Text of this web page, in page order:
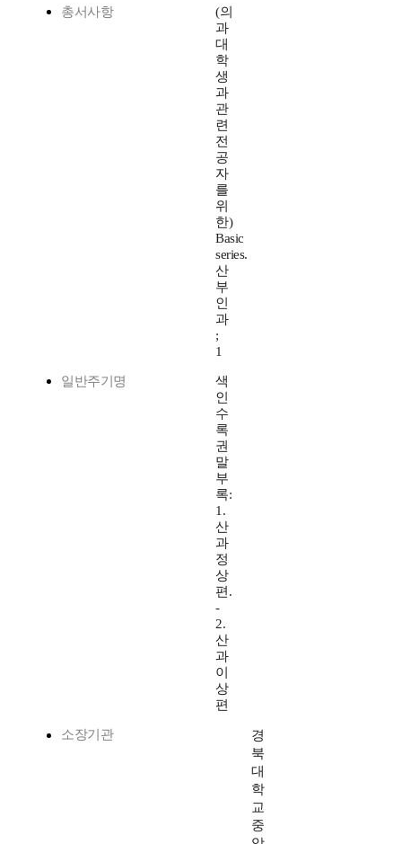
총서사항
(의
과
대
학
생
과
관
련
전
공
자
를
위
한)
Basic
series.
산
부
인
과
;
1
일반주기명
색
인
수
록
권
말
부
록:
1.
산
과
정
상
편.
-
2.
산
과
이
상
편
소장기관
경
북
대
학
교
중